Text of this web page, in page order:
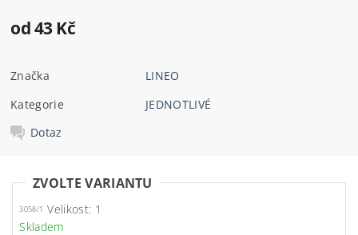
od 43 Kč
Značka
LINEO
Kategorie
JEDNOTLIVÉ
Dotaz
ZVOLTE VARIANTU
3058/1
Velikost: 1
Skladem